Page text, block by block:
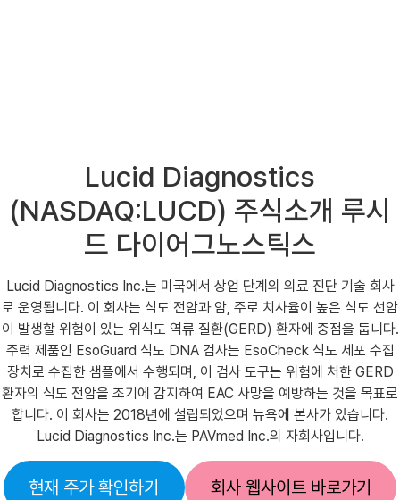
Lucid Diagnostics
(NASDAQ:LUCD) 주식소개 루시
드 다이어그노스틱스
Lucid Diagnostics Inc.는 미국에서 상업 단계의 의료 진단 기술 회사
로 운영됩니다. 이 회사는 식도 전암과 암, 주로 치사율이 높은 식도 선암
이 발생할 위험이 있는 위식도 역류 질환(GERD) 환자에 중점을 둡니다.
주력 제품인 EsoGuard 식도 DNA 검사는 EsoCheck 식도 세포 수집
장치로 수집한 샘플에서 수행되며, 이 검사 도구는 위험에 처한 GERD
환자의 식도 전암을 조기에 감지하여 EAC 사망을 예방하는 것을 목표로
합니다. 이 회사는 2018년에 설립되었으며 뉴욕에 본사가 있습니다.
Lucid Diagnostics Inc.는 PAVmed Inc.의 자회사입니다.
현재 주가 확인하기 회사 웹사이트 바로가기